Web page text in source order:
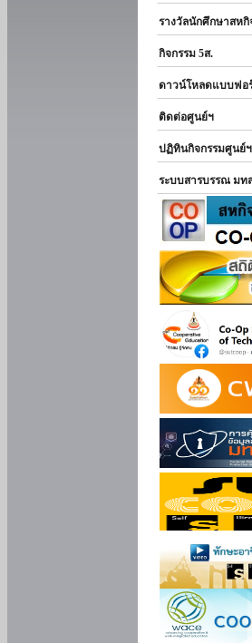
รางวัลนักศึกษาสหกิ
กิจกรรม 5ส.
ดาวน์โหลดแบบฟอ
ติดต่อศูนย์ฯ
ปฏิทินกิจกรรมศูนย์ฯ
ระบบสารบรรณ มท